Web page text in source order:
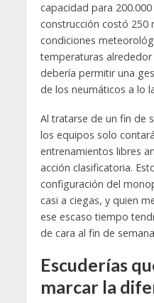
capacidad para
construcción costó 250
condiciones
temperaturas alrededor
debería permitir una
de los neumáticos a lo
Al tratarse de un fin de
los equipos solo
entrenamientos libres
acción clasificatoria.
configuración del
casi a ciegas, y quien
ese escaso tiempo
de cara al fin de
Escuderías
marcar la